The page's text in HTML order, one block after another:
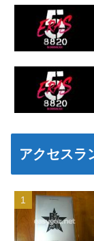
アクセスラ